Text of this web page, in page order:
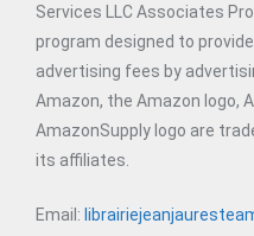
Services LLC Associates
program designed to
advertising fees by
Amazon, the Amazon logo,
AmazonSupply logo are
its affiliates.
Email: